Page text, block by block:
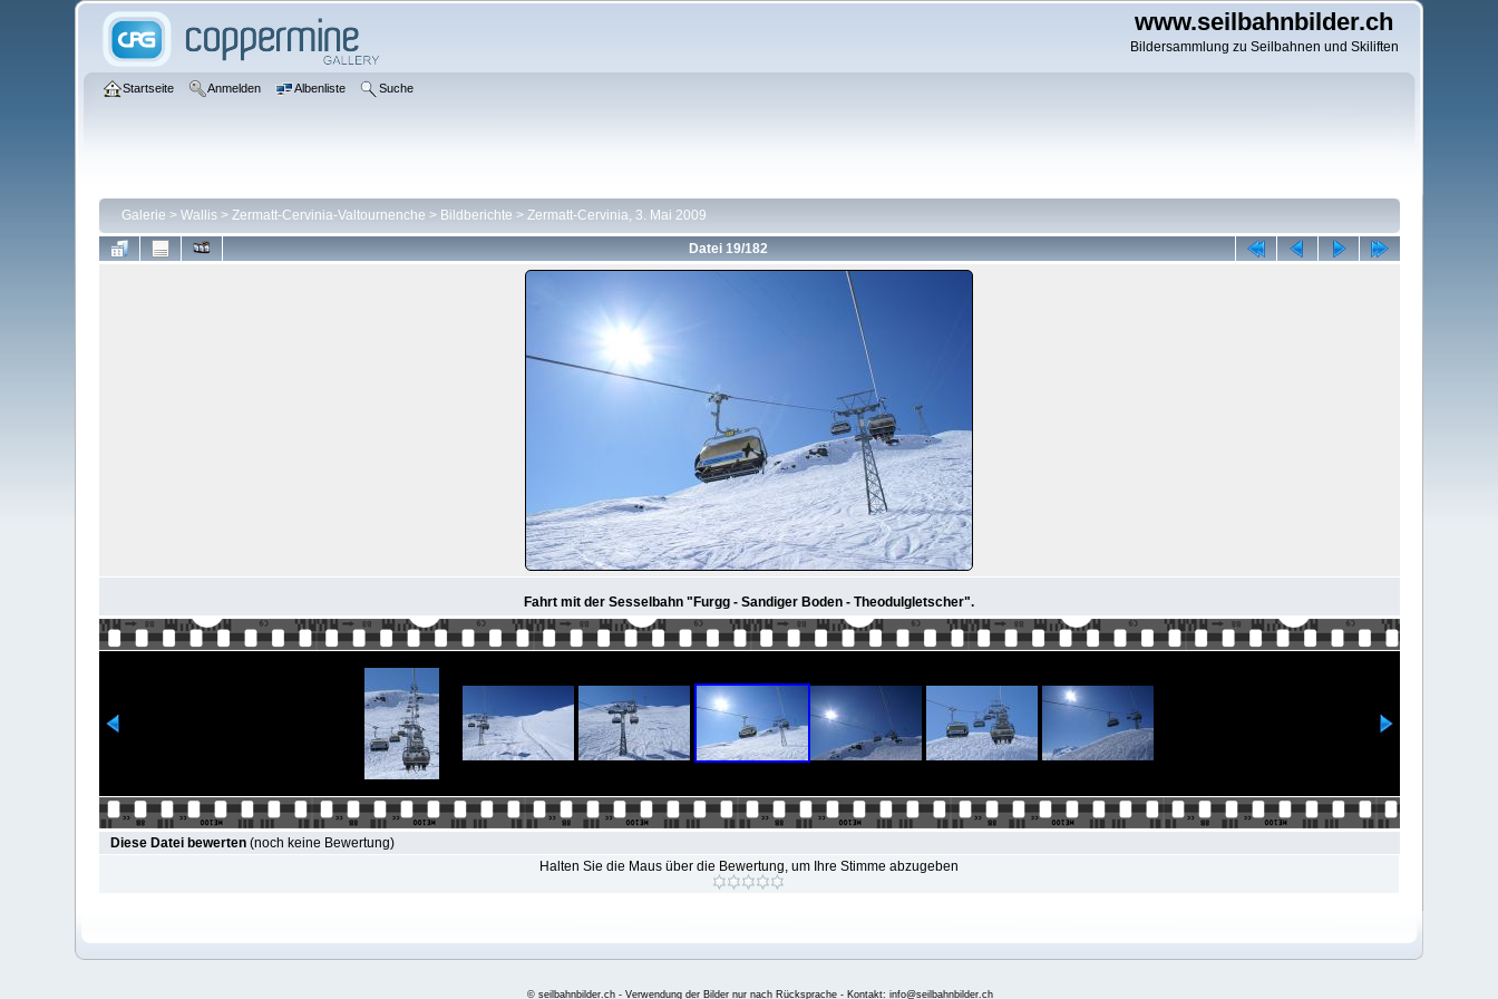
www.seilbahnbilder.ch
Bildersammlung zu Seilbahnen und Skiliften
Startseite Anmelden Albenliste Suche
Galerie > Wallis> Zermatt-Cervinia-Valtournenche > Bildberichte > Zermatt-Cervinia, 3. Mai 2009
Datei 19/182
Fahrt mit der Sesselbahn "Furgg - Sandiger Boden - Theodulgletscher".
Diese Datei bewerten(noch keine Bewertung)
Halten Sie die Maus über die Bewertung, um Ihre Stimme abzugeben
© seilbahnbilder.ch - Verwendung der Bilder nur nach Rücksprache - Kontakt: info@seilbahnbilder.ch